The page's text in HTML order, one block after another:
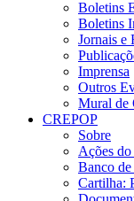
Boletins
Boletins
Jornais e
Imprensa
Outros
Mural de
CREPOP
Sobre
Ações
Banco de
Cartilha: